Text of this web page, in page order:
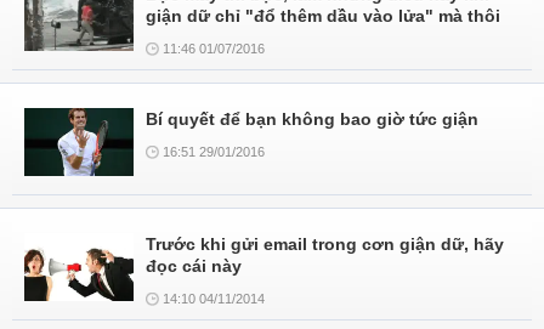
giận dữ chỉ "đổ thêm dầu vào lửa" mà thôi
11:46 01/07/2016
Bí quyết để bạn không bao giờ tức giận
16:51 29/01/2016
Trước khi gửi email trong cơn giận dữ, hãy
đọc cái này
14:10 04/11/2014